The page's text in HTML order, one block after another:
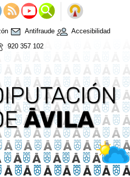
Antifraude
Accesibilidad
920 357 102